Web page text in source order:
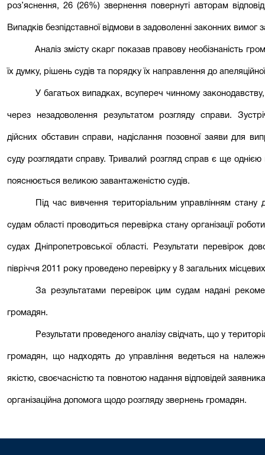
роз’яснення, 26 (26%) звернення повернуті авторам
Випадків безпідставної відмови в задоволенні законних вимог
Аналіз змісту скарг показав правову необізнаність
їх думку, рішень судів та порядку їх направлення до апеляційної
У багатьох випадках, всупереч чинному
через незадоволення результатом розгляду справи.
дійсних обставин справи, надіслання позовної заяви для
суду розглядати справу. Тривалий розгляд справ є ще
пояснюється великою завантаженістю судів.
Під час вивчення територіальним управлінням стану
судам області проводиться перевірка стану організації
судах Дніпропетровської області. Результати перевірок
півріччя 2011 року проведено перевірку у 8 загальних
За результатами перевірок цим судам надані
громадян.
Результати проведеного аналізу свідчать, що у
громадян, що надходять до управління ведеться на
якістю, своєчасністю та повнотою надання відповідей
організаційна допомога щодо розгляду звернень громадян.